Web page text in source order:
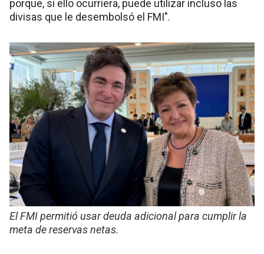
porque, si ello ocurriera, puede utilizar incluso las
divisas que le desembolsó el FMI".
El FMI permitió usar deuda adicional para cumplir la
meta de reservas netas.